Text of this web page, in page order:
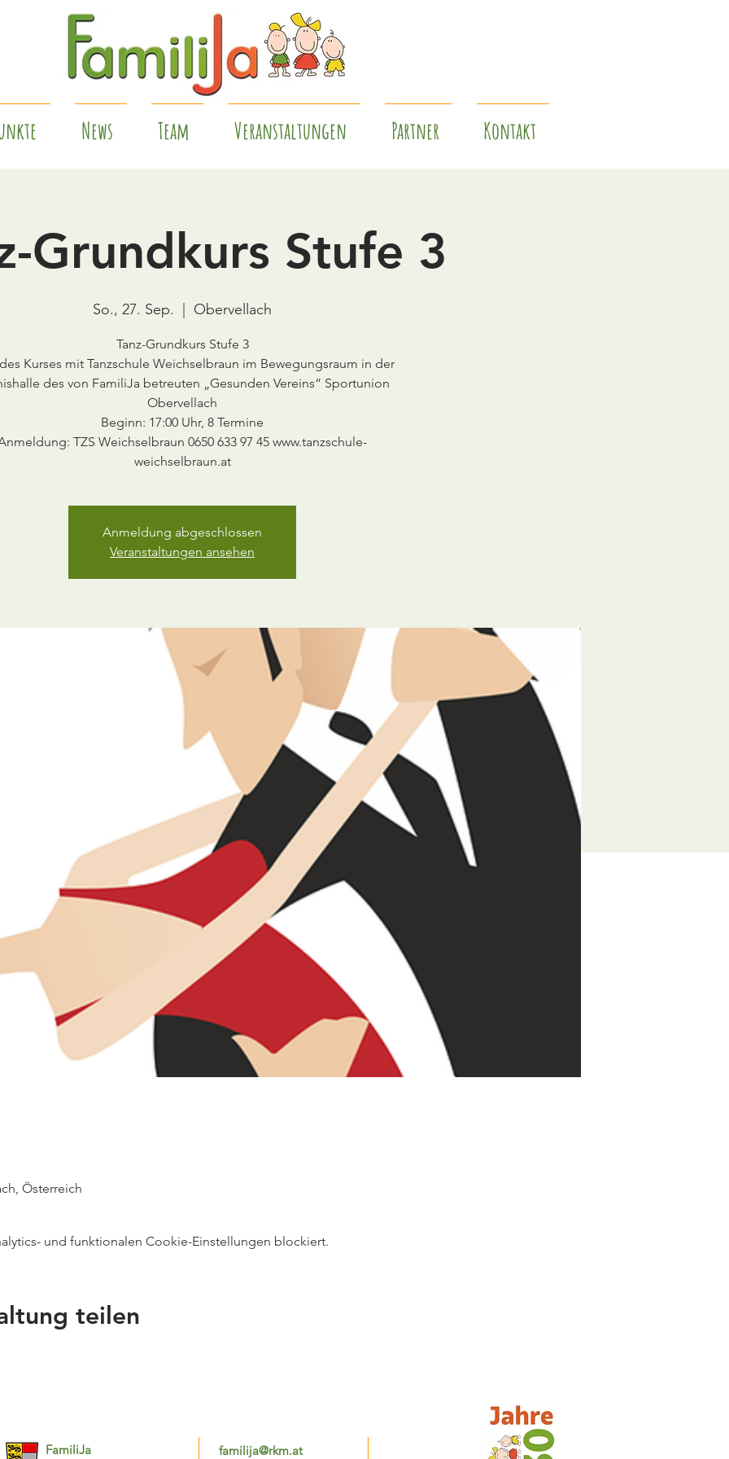
News Team Veranstaltungen Partner Kontakt
Grundkurs Stufe 3
So., 27. Sep. Obervellach
Tanz-Grundkurs Stufe 3
Kurses mit Tanzschule Weichselbraun im Bewegungsraum in der
des von FamiliJa betreuten „Gesunden Vereins“ Sportunion
Obervellach
Beginn: 17:00 Uhr, 8 Termine
TZS Weichselbraun 0650 633 97 45 www.tanzschule-
weichselbraun.at
Anmeldung abgeschlossen
Veranstaltungen ansehen
Österreich
und funktionalen Cookie-Einstellungen blockiert.
teilen
FamiliJa
familija@rkm.at